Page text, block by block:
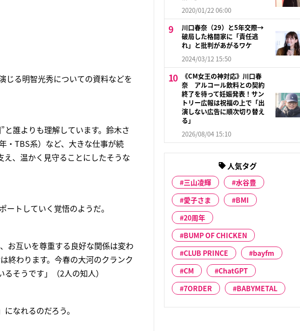
じる明智光秀についての資料などを
と誰よりも理解しています。鈴木さ
・TBS系）など、大きな仕事が続
、温かく見守ることにしたそうな
トしていく覚悟のようだ。
お互いを尊重する良好な関係は変わ
終わります。今春の大河のクランク
そうです」（2人の知人）
なれるのだろう。
2020/01/22 06:00
川口春奈（29）と5年交際→
破局した格闘家に「責任逃
れ」と批判があがるワケ
2024/03/12 15:50
《CM女王の神対応》川口春
奈 アルコール飲料との契約
終了を待って妊娠発表！サン
トリー広報は祝福の上で「出
演しない広告に順次切り替え
る」
2026/08/04 15:10
人気タグ
三山凌輝
水谷豊
愛子さま
BMI
20周年
BUMP OF CHICKEN
CLUB PRINCE
bayfm
CM
ChatGPT
7ORDER
BABYMETAL